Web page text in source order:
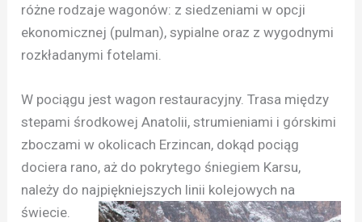
różne rodzaje wagonów: z siedzeniami w opcji
ekonomicznej (pulman), sypialne oraz z wygodnymi
rozkładanymi fotelami.
W pociągu jest wagon restauracyjny. Trasa między
stepami środkowej Anatolii, strumieniami i górskimi
zboczami w okolicach Erzincan, dokąd pociąg
dociera rano, aż do pokrytego śniegiem Karsu,
należy do najpiękniejszych linii kolejowych na
świecie.